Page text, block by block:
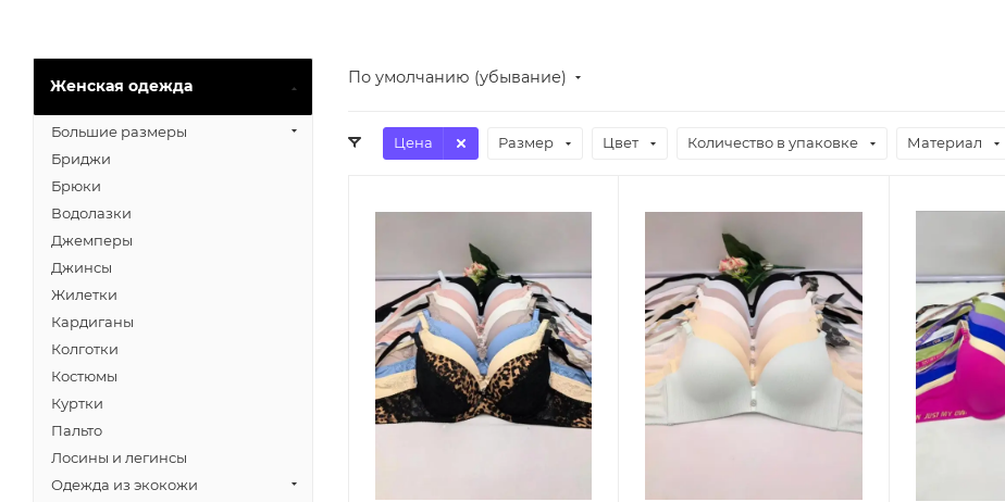
По умолчанию (убывание)
Цена Размер Цвет Количество в упаковке Материал
Женская одежда
Большие размеры
Бриджи
Брюки
Водолазки
Джемперы
Джинсы
Жилетки
Кардиганы
Колготки
Костюмы
Куртки
Пальто
Лосины и легинсы
Одежда из экокожи